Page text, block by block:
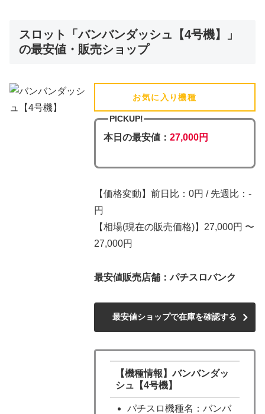
スロット「バンバンダッシュ【4号機】」
の最安値・販売ショップ
お気に入り機種
PICKUP!
本日の最安値： 27,000円
【価格変動】前日比：0円 / 先週比：-
円
【相場(現在の販売価格)】27,000円 〜
27,000円
最安値販売店舗：パチスロバンク
最安値ショップで在庫を確認する
【機種情報】バンバンダッ
シュ【4号機】
パチスロ機種名：バンバ